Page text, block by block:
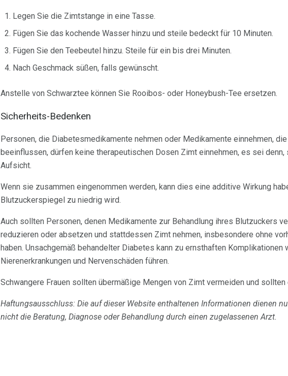
Legen Sie die Zimtstange in eine Tasse.
Fügen Sie das kochende Wasser hinzu und steile bedeckt für 10 Minuten.
Fügen Sie den Teebeutel hinzu. Steile für ein bis drei Minuten.
Nach Geschmack süßen, falls gewünscht.
Anstelle von Schwarztee können Sie Rooibos- oder Honeybush-Tee ersetzen.
Sicherheits-Bedenken
Personen, die Diabetesmedikamente nehmen oder Medikamente einnehmen,
beeinflussen, dürfen keine therapeutischen Dosen Zimt einnehmen, es sei
Aufsicht.
Wenn sie zusammen eingenommen werden, kann dies eine additive Wirkung
Blutzuckerspiegel zu niedrig wird.
Auch sollten Personen, denen Medikamente zur Behandlung ihres Blutzuckers
reduzieren oder absetzen und stattdessen Zimt nehmen, insbesondere ohne
haben. Unsachgemäß behandelter Diabetes kann zu ernsthaften Komplikationen
Nierenerkrankungen und Nervenschäden führen.
Schwangere Frauen sollten übermäßige Mengen von Zimt vermeiden und sollten
Haftungsausschluss: Die auf dieser Website enthaltenen Informationen dienen
nicht die Beratung, Diagnose oder Behandlung durch einen zugelassenen Arzt.